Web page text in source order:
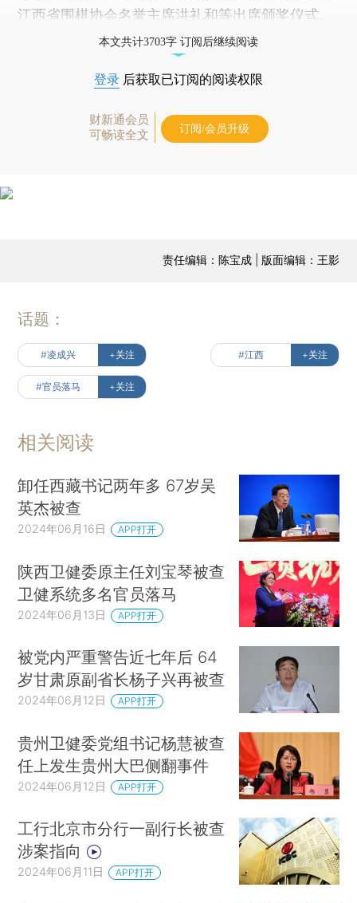
江西省围棋协会名誉主席洪礼和等出席颁奖仪式。
本文共计3703字 订阅后继续阅读
登录 后获取已订阅的阅读权限
财新通会员
可畅读全文
订阅/会员升级
责任编辑：陈宝成 | 版面编辑：王影
话题：
#凌成兴 +关注 #江西 +关注
#官员落马 +关注
相关阅读
卸任西藏书记两年多 67岁吴
英杰被查
2024年06月16日 APP打开
陕西卫健委原主任刘宝琴被查
卫健系统多名官员落马
2024年06月13日 APP打开
被党内严重警告近七年后 64
岁甘肃原副省长杨子兴再被查
2024年06月12日 APP打开
贵州卫健委党组书记杨慧被查
任上发生贵州大巴侧翻事件
2024年06月12日 APP打开
工行北京市分行一副行长被查
涉案指向
2024年06月11日 APP打开